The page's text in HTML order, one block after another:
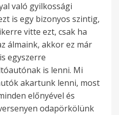
való gyilkossági
is egy bizonyos szintig,
vitte ezt, csak ha
álmaink, akkor ez már
egyszerre
is lenni. Mi
akartunk lenni, most
előnyével és
odapörkölünk